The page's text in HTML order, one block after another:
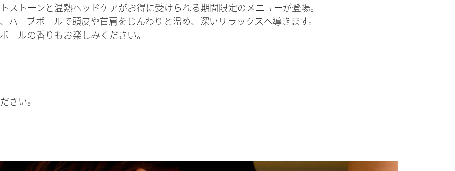
ストーンと温熱ヘッドケアがお得に受けられる期間限定のメニューが登場。
ハーブボールで頭皮や首肩をじんわりと温め、深いリラックスへ導きます。
ールの香りもお楽しみください。
さい。